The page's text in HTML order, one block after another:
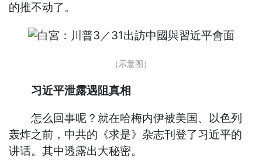
的推不动了。
（示意图）
习近平泄露遇阻真相
怎么回事呢？就在哈梅内伊被美国、以色列
轰炸之前，中共的《求是》杂志刊登了习近平的
讲话。其中透露出大秘密。